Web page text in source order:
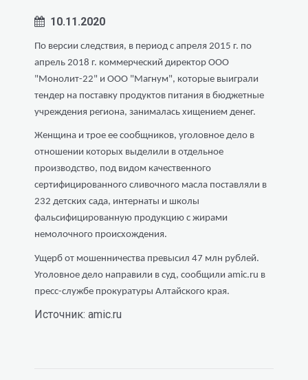
10.11.2020
По версии следствия, в период с апреля 2015 г. по
апрель 2018 г. коммерческий директор ООО
"Монолит-22" и ООО "Магнум", которые выиграли
тендер на поставку продуктов питания в бюджетные
учреждения региона, занималась хищением денег.
Женщина и трое ее сообщников, уголовное дело в
отношении которых выделили в отдельное
производство, под видом качественного
сертифицированного сливочного масла поставляли в
232 детских сада, интернаты и школы
фальсифицированную продукцию с жирами
немолочного происхождения.
Ущерб от мошенничества превысил 47 млн рублей.
Уголовное дело направили в суд, сообщили amic.ru в
пресс-службе прокуратуры Алтайского края.
Источник: amic.ru